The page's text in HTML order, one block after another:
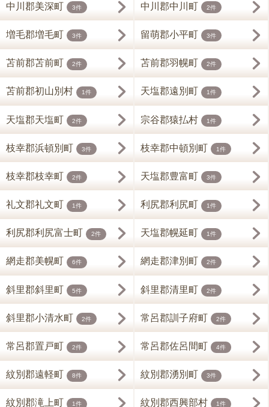
中川郡美深町 3件 中川郡中川町 2件
増毛郡増毛町 3件 留萌郡小平町 3件
苫前郡苫前町 2件 苫前郡羽幌町 2件
苫前郡初山別村 1件 天塩郡遠別町 1件
天塩郡天塩町 2件 宗谷郡猿払村 1件
枝幸郡浜頓別町 3件 枝幸郡中頓別町 1件
枝幸郡枝幸町 2件 天塩郡豊富町 3件
礼文郡礼文町 1件 利尻郡利尻町 1件
利尻郡利尻富士町 2件 天塩郡幌延町 1件
網走郡美幌町 6件 網走郡津別町 2件
斜里郡斜里町 5件 斜里郡清里町 2件
斜里郡小清水町 2件 常呂郡訓子府町 2件
常呂郡置戸町 2件 常呂郡佐呂間町 4件
紋別郡遠軽町 8件 紋別郡湧別町 3件
紋別郡滝上町 1件 紋別郡西興部村 1件